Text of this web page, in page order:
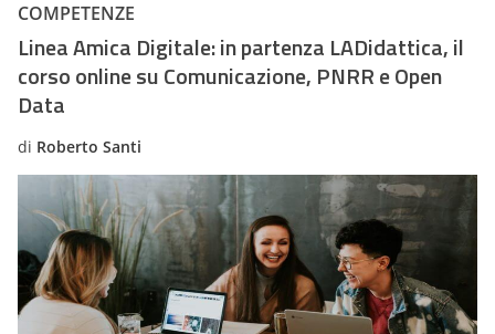
COMPETENZE
Linea Amica Digitale: in partenza LADidattica, il
corso online su Comunicazione, PNRR e Open
Data
di Roberto Santi